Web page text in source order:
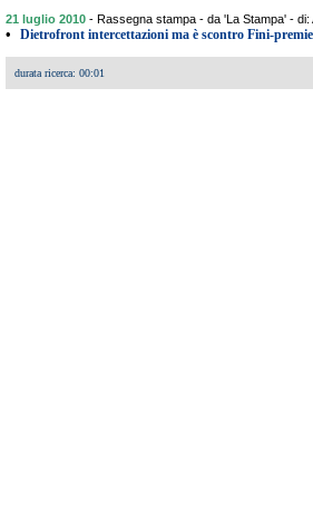
21 luglio 2010 - Rassegna stampa - da 'La Stampa' - di:
• Dietrofront intercettazioni ma è scontro Fini-
durata ricerca: 00:01